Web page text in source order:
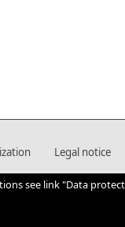
see link "Data
Legal notice